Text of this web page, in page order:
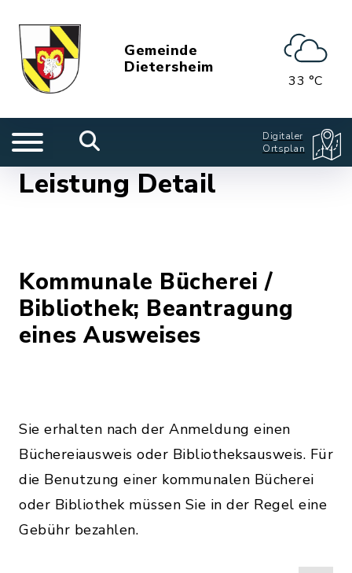
Gemeinde
Dietersheim
33 °C
Digitaler
Ortsplan
Leistung Detail
Kommunale Bücherei /
Bibliothek; Beantragung
eines Ausweises
Sie erhalten nach der Anmeldung einen
Büchereiausweis oder Bibliotheksausweis. Für
die Benutzung einer kommunalen Bücherei
oder Bibliothek müssen Sie in der Regel eine
Gebühr bezahlen.